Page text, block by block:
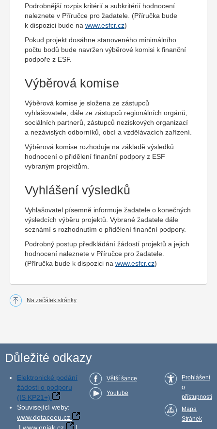
Podrobnější rozpis kritérií a subkritérií hodnocení
naleznete v Příručce pro žadatele. (Příručka bude
k dispozici bude na www.esfcr.cz)
Pokud projekt dosáhne stanoveného minimálního
počtu bodů bude navržen výběrové komisi k finanční
podpoře z ESF.
Výběrová komise
Výběrová komise je složena ze zástupců
vyhlašovatele, dále ze zástupců regionálních orgánů,
sociálních partnerů, zástupců neziskových organizací
a nezávislých odborníků, obcí a vzdělávacích zařízení.
Výběrová komise rozhoduje na základě výsledků
hodnocení o přidělení finanční podpory z ESF
vybraným projektům.
Vyhlášení výsledků
Vyhlašovatel písemně informuje žadatele o konečných
výsledcích výběru projektů. Vybrané žadatele dále
seznámí s rozhodnutím o přidělení finanční podpory.
Podrobný postup předkládání žádostí projektů a jejich
hodnocení naleznete v Příručce pro žadatele.
(Příručka bude k dispozici na www.esfcr.cz)
Na začátek stránky
Důležité odkazy
Elektronické podání
žádosti o podporu
(IS KP21+)
Související weby:
www.dotaceeu.cz
Větší šance
Youtube
Prohlášení
o
přístupnosti
Mapa
Stránek